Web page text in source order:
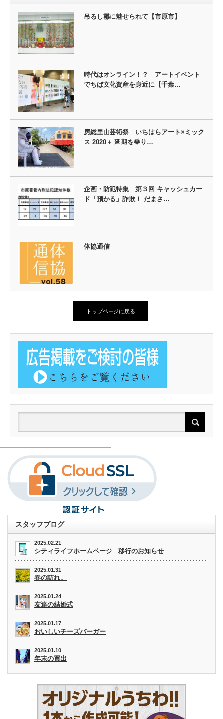
吊るし雛に魅せられて【市原市】
時代はオンライン！？ アートイベント
でちば文化資産を身近に【千葉…
房総里山芸術祭 いちはらアート×ミック
ス 2020＋ 延期を乗り…
企画・防犯特集 第３回 キャッシュカー
ド「預かる」詐欺！ だまさ…
体協通信
トップページに戻る
スタッフブログ
2025.02.21
シティライフホームページ 移行のお知らせ
2025.01.31
春の訪れ。
2025.01.24
友達の結婚式
2025.01.17
おいしいチーズバーガー
2025.01.10
年末の買出